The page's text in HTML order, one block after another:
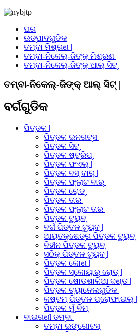
ଘର
ଉତ୍ପାଦଗୁଡିକ
ତମ୍ବା ମିଶ୍ରଣ |
ତମ୍ବା-ନିକେଲ୍-ଜିଙ୍କ୍ ମିଶ୍ରଣ |
ତମ୍ବା-ନିକେଲ୍-ଜିଙ୍କ୍ ଆଲ୍ ସିଟ୍ |
ତମ୍ବା-ନିକେଲ୍-ଜିଙ୍କ୍ ଆଲ୍ ସିଟ୍ |
ବର୍ଗଗୁଡିକ
ପିତ୍ତଳ |
ପିତ୍ତଳ ଇନଗଟ୍ସ |
ପିତ୍ତଳ ସିଟ୍ |
ପିତ୍ତଳ ଷ୍ଟ୍ରିପ୍ |
ପିତ୍ତଳ ଫଏଲ୍ |
ପିତ୍ତଳ ବସ୍ ବାର୍ |
ପିତ୍ତଳ ଫ୍ଲାଟ ବାର୍ |
ପିତ୍ତଳ ରୋଡ୍ |
ପିତ୍ତଳ ତାର |
ପିତ୍ତଳ ଫ୍ଲାଟ ତାର |
ପିତ୍ତଳ ଟ୍ୟୁବ୍ |
ବର୍ଗ ପିତ୍ତଳ ଟ୍ୟୁବ୍ |
ଆୟତକ୍ଷେତ୍ର ପିତ୍ତଳ ଟ୍ୟୁବ୍ |
ବିହୀନ ପିତ୍ତଳ ଟ୍ୟୁବ୍ |
ସଠିକ୍ ପିତ୍ତଳ ଟ୍ୟୁବ୍ |
ପିତ୍ତଳ କୋଣ |
ପିତ୍ତଳ ସ୍କୋୟାର୍ ରୋଡ୍ |
ପିତ୍ତଳ ଷୋଡଶାଳିଆ ଦଣ୍ଡ |
ପିତ୍ତଳ ଚ୍ୟାନେଲଗୁଡିକ |
କଷ୍ଟମ୍ ପିତ୍ତଳ ପ୍ରୋଫାଇଲ୍ |
ପିତ୍ତଳ ମୁଁ ବିମ୍ |
ବାଇଗଣୀ ତମ୍ବା |
ତମ୍ବା ଇଙ୍ଗୋଟସ୍ |